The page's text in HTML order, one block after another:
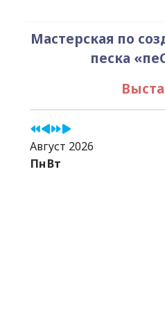
Мастерская по
песка
Август 2026
ПнВт